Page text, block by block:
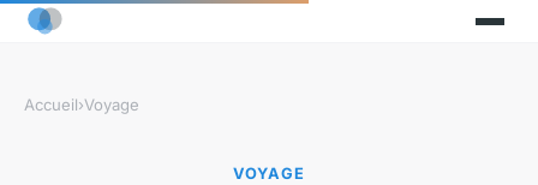
Accueil›Voyage
VOYAGE